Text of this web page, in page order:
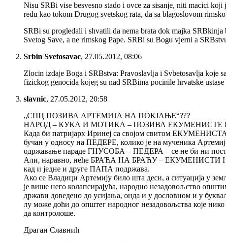
Nisu SRBi vise besvesno stado i ovce za sisanje, niti macici
redu kao tokom Drugog svetskog rata, da sa blagoslovom
SRBi su progledali i shvatili da nema brata dok majka
Svetog Save, a ne rimskog Pape. SRBi su Bogu vjerni a
Srbin Svetosavac, 27.05.2012, 08:06
Zlocin izdaje Boga i SRBstva: Pravoslavlja i Svbetosavlja koje
fizickog genocida kojeg su nad SRBima pocinile hrvatske
slavnic, 27.05.2012, 20:58
„СПЦ ПОЗИВА АРТЕМИЈА НА ПОКЈАЊЕ“???
НАРОД – КУКА И МОТИКА – ПОЗИВА
Када би патријарх Иринеј са својом свитом
бучан у односу на ПЕДЕРЕ, колико је на мученика
одржавање параде ГНУСОБА – ПЕДЕРА – се не би ни
Али, наравно, неће БРАЋА НА БРАЋУ – ЕКУМЕНИСТИ
кад и једне и друге ПАПА подржава.
Ако се Владици Артемију било шта деси, а ситуација у
је више него колапсирајућа, народно незадовољство
држави доведено до усијања, онда и у дословном и у
лу може доћи до општег народног незадовољства које
да контролоше.
Драган Славнић